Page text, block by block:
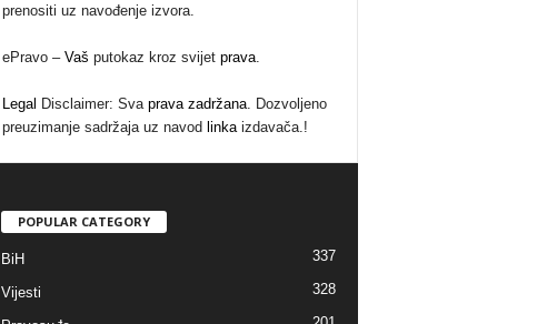
prenositi uz navođenje izvora.
ePravo – Vaš putokaz kroz svijet prava.
Legal Disclaimer: Sva prava zadržana. Dozvoljeno
preuzimanje sadržaja uz navod linkaizdavača.!
POPULAR CATEGORY
BiH 337
Vijesti 328